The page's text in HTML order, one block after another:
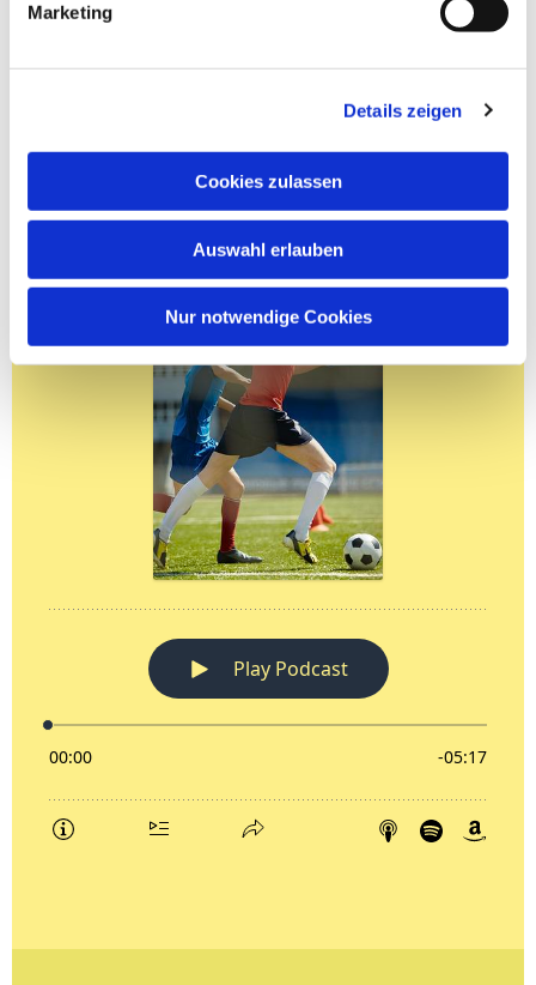
Marketing
Details zeigen
Cookies zulassen
Auswahl erlauben
Nur notwendige Cookies